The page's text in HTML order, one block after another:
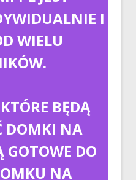
I
WIELU
BĘDĄ
DOMKI NA
GOTOWE DO
NA